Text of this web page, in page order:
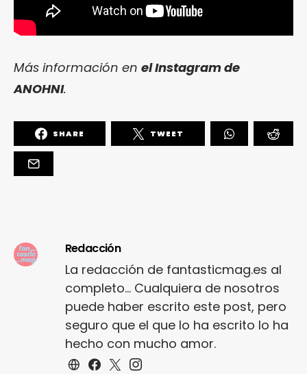
Más información en el Instagram de
ANOHNI.
SHARE TWEET
Redacción
La redacción de fantasticmag.es al
completo... Cualquiera de nosotros
puede haber escrito este post, pero
seguro que el que lo ha escrito lo ha
hecho con mucho amor.